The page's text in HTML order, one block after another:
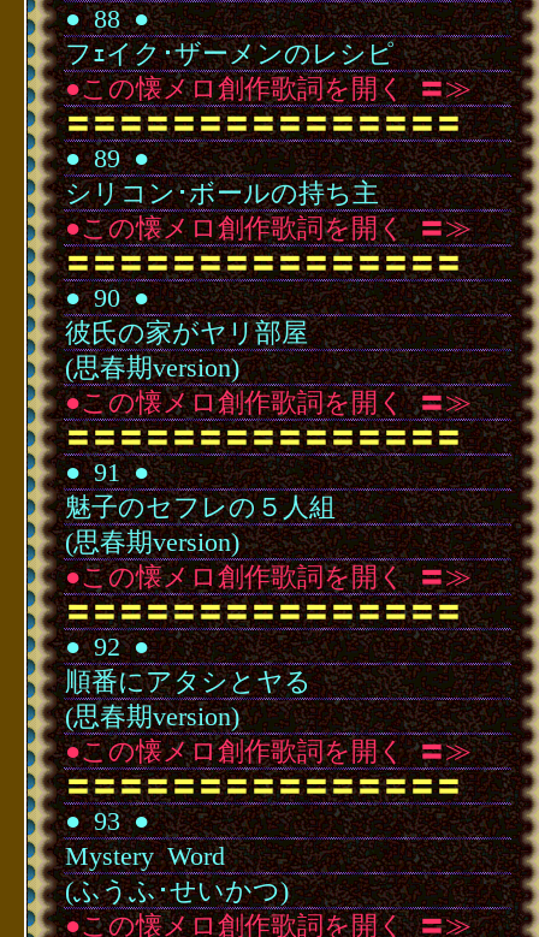
●･88･●
フｪイク･ザーメンのレシピ
●この懐メロ創作歌詞を開く･〓≫
〓〓〓〓〓〓〓〓〓〓〓〓〓〓〓
●･89･●
シリコン･ボールの持ち主
●この懐メロ創作歌詞を開く･〓≫
〓〓〓〓〓〓〓〓〓〓〓〓〓〓〓
●･90･●
彼氏の家がヤリ部屋
(思春期version)
●この懐メロ創作歌詞を開く･〓≫
〓〓〓〓〓〓〓〓〓〓〓〓〓〓〓
●･91･●
魅子のセフレの５人組
(思春期version)
●この懐メロ創作歌詞を開く･〓≫
〓〓〓〓〓〓〓〓〓〓〓〓〓〓〓
●･92･●
順番にアタシとヤる
(思春期version)
●この懐メロ創作歌詞を開く･〓≫
〓〓〓〓〓〓〓〓〓〓〓〓〓〓〓
●･93･●
Mystery･Word
(ふうふ･せいかつ)
●この懐メロ創作歌詞を開く･〓≫